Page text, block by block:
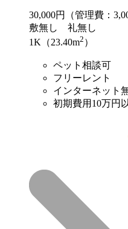
30,000円（管理費：
敷無し 礼無し
1K（23.40m2 ）
ペット相談可
フリーレント
インターネット
初期費用10万円